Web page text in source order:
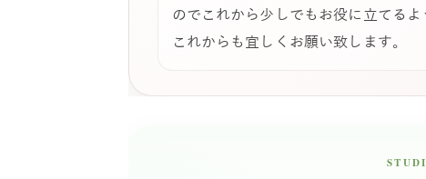
のでこれから少しでもお役に立てる
これからも宜しくお願い致します。